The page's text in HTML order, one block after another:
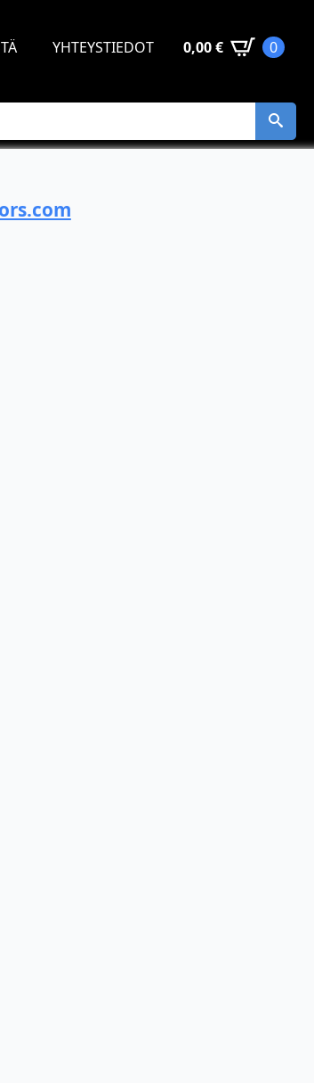
YHTEYSTIEDOT 0,00€ 0